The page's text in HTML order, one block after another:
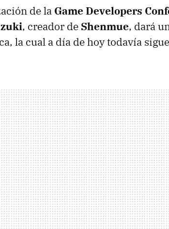
de la Game Developers
, creador de Shenmue, dará
la cual a día de hoy todavía